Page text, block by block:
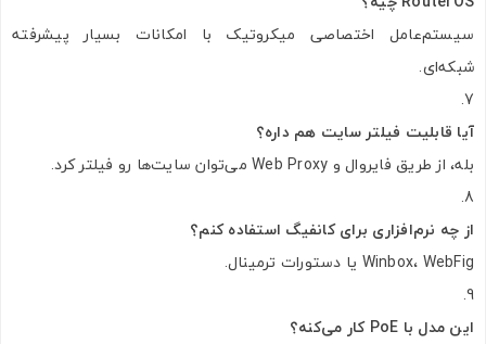
سیستم‌عامل اختصاصی میکروتیک با امکانات بسیار پیشرفته
شبکه‌ای.
آیا قابلیت فیلتر سایت هم داره؟
بله، از طریق فایروال و Web Proxy می‌توان سایت‌ها رو فیلتر کرد.
از چه نرم‌افزاری برای کانفیگ استفاده کنم؟
Winbox، WebFig یا دستورات ترمینال.
این مدل با PoE کار می‌کنه؟